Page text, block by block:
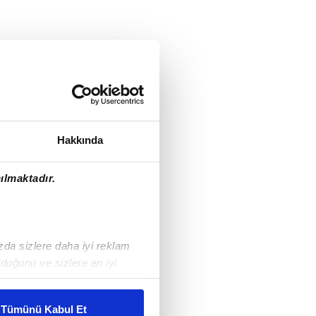
Hakkında
sizlere daha iyi reklam
ve sizlere en iyi
karşılamak
Tümünü Kabul Et